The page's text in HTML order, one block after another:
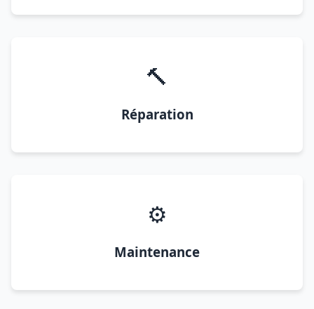
🔨
Réparation
⚙️
Maintenance